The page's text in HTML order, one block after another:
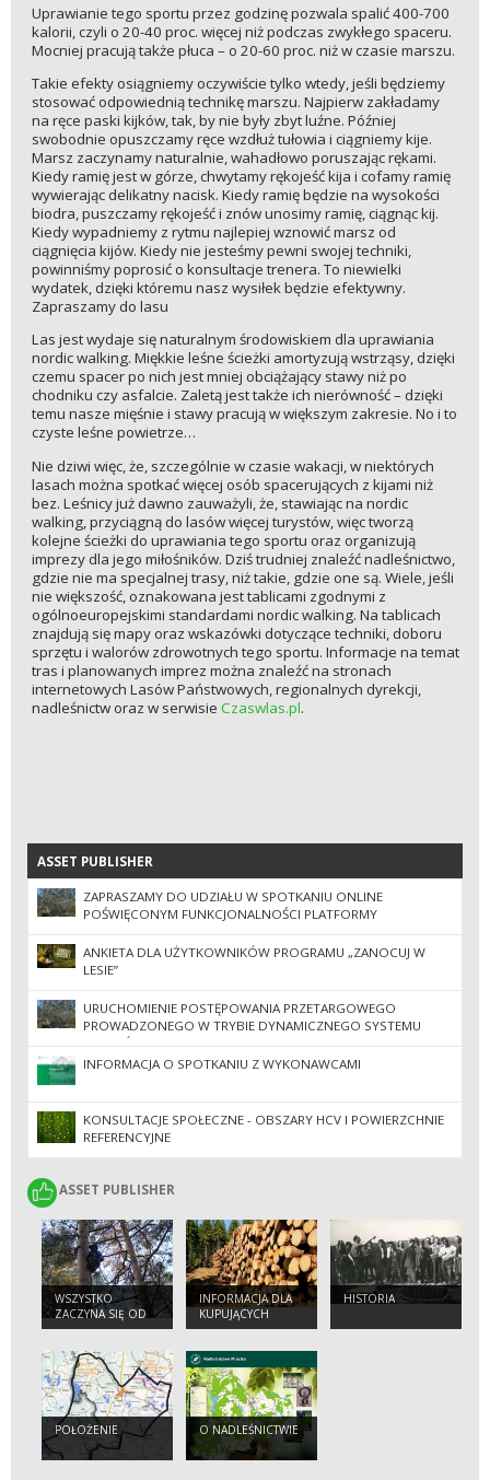
Uprawianie tego sportu przez godzinę pozwala spalić 400-700
kalorii, czyli o 20-40 proc. więcej niż podczas zwykłego spaceru.
Mocniej pracują także płuca – o 20-60 proc. niż w czasie marszu.
Takie efekty osiągniemy oczywiście tylko wtedy, jeśli będziemy
stosować odpowiednią technikę marszu. Najpierw zakładamy
na ręce paski kijków, tak, by nie były zbyt luźne. Później
swobodnie opuszczamy ręce wzdłuż tułowia i ciągniemy kije.
Marsz zaczynamy naturalnie, wahadłowo poruszając rękami.
Kiedy ramię jest w górze, chwytamy rękojeść kija i cofamy ramię
wywierając delikatny nacisk. Kiedy ramię będzie na wysokości
biodra, puszczamy rękojeść i znów unosimy ramię, ciągnąc kij.
Kiedy wypadniemy z rytmu najlepiej wznowić marsz od
ciągnięcia kijów. Kiedy nie jesteśmy pewni swojej techniki,
powinniśmy poprosić o konsultacje trenera. To niewielki
wydatek, dzięki któremu nasz wysiłek będzie efektywny.
Zapraszamy do lasu
Las jest wydaje się naturalnym środowiskiem dla uprawiania
nordic walking. Miękkie leśne ścieżki amortyzują wstrząsy, dzięki
czemu spacer po nich jest mniej obciążający stawy niż po
chodniku czy asfalcie. Zaletą jest także ich nierówność – dzięki
temu nasze mięśnie i stawy pracują w większym zakresie. No i to
czyste leśne powietrze…
Nie dziwi więc, że, szczególnie w czasie wakacji, w niektórych
lasach można spotkać więcej osób spacerujących z kijami niż
bez. Leśnicy już dawno zauważyli, że, stawiając na nordic
walking, przyciągną do lasów więcej turystów, więc tworzą
kolejne ścieżki do uprawiania tego sportu oraz organizują
imprezy dla jego miłośników. Dziś trudniej znaleźć nadleśnictwo,
gdzie nie ma specjalnej trasy, niż takie, gdzie one są. Wiele, jeśli
nie większość, oznakowana jest tablicami zgodnymi z
ogólnoeuropejskimi standardami nordic walking. Na tablicach
znajdują się mapy oraz wskazówki dotyczące techniki, doboru
sprzętu i walorów zdrowotnych tego sportu. Informacje na temat
tras i planowanych imprez można znaleźć na stronach
internetowych Lasów Państwowych, regionalnych dyrekcji,
nadleśnictw oraz w serwisie Czaswlas.pl.
ASSET PUBLISHER
ASSET PUBLISHER
ZAPRASZAMY DO UDZIAŁU W SPOTKANIU ONLINE
POŚWIĘCONYM FUNKCJONALNOŚCI PLATFORMY
EZAMAWIAJĄCY W RAMACH DYNAMICZNEGO SYSTEMU
ZAKUPÓW DLA USŁUG LEŚNYCH
ANKIETA DLA UŻYTKOWNIKÓW PROGRAMU „ZANOCUJ W
LESIE”
URUCHOMIENIE POSTĘPOWANIA PRZETARGOWEGO
PROWADZONEGO W TRYBIE DYNAMICZNEGO SYSTEMU
ZAKUPÓW PN. „WYKONYWANIE USŁUG Z ZAKRESU
GOSPODARKI LEŚNEJ NA TERENIE NADLEŚNICTW
INFORMACJA O SPOTKANIU Z WYKONAWCAMI
KONSULTACJE SPOŁECZNE - OBSZARY HCV I POWIERZCHNIE
REFERENCYJNE
ASSET PUBLISHER
ASSET PUBLISHER
WSZYSTKO
ZACZYNA SIĘ OD
SZYSZKI
INFORMACJA DLA
KUPUJĄCYCH
DREWNO W
HISTORIA
POŁOŻENIE O NADLEŚNICTWIE